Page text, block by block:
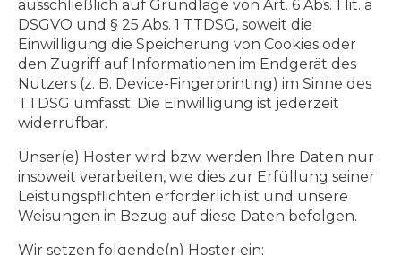
ausschließlich auf Grundlage von Art. 6 Abs. 1 lit. a
DSGVO und § 25 Abs. 1 TTDSG, soweit die
Einwilligung die Speicherung von Cookies oder
den Zugriff auf Informationen im Endgerät des
Nutzers (z. B. Device-Fingerprinting) im Sinne des
TTDSG umfasst. Die Einwilligung ist jederzeit
widerrufbar.
Unser(e) Hoster wird bzw. werden Ihre Daten nur
insoweit verarbeiten, wie dies zur Erfüllung seiner
Leistungspflichten erforderlich ist und unsere
Weisungen in Bezug auf diese Daten befolgen.
Wir setzen folgende(n) Hoster ein: